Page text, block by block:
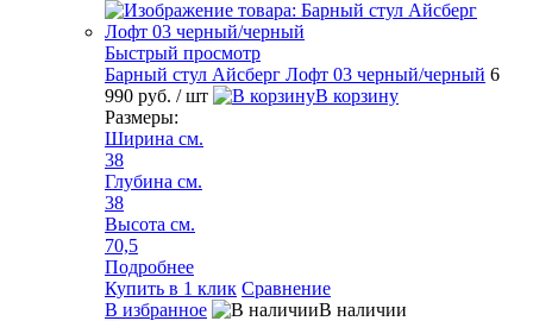
Быстрый просмотр
Барный стул Айсберг Лофт 03 черный/черный 6
990 руб. / шт
В корзину
Размеры:
Ширина см.
38
Глубина см.
38
Высота см.
70,5
Подробнее
Купить в 1 клик Сравнение
В избранное
В наличии